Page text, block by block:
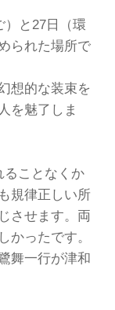
）と27日（環
られた場所で
想的な装束を
を魅了しま
ることなくか
規律正しい所
させます。両
かったです。
舞一行が津和